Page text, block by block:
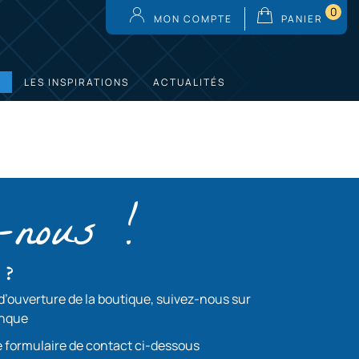
MON COMPTE PANIER 0
LES INSPIRATIONS ACTUALITÉS
nous !
de la boutique, suivez-nous sur
formulaire de contact ci-dessous